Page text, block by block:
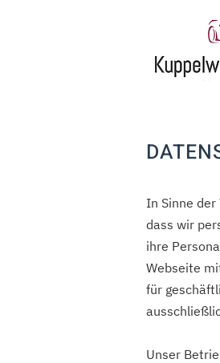
In Sinne der
dass wir
ihre
Webseite
für
Unser